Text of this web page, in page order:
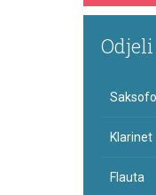
Odjeli
Klarinet
Flauta